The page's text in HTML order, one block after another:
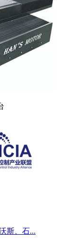
斯、石...